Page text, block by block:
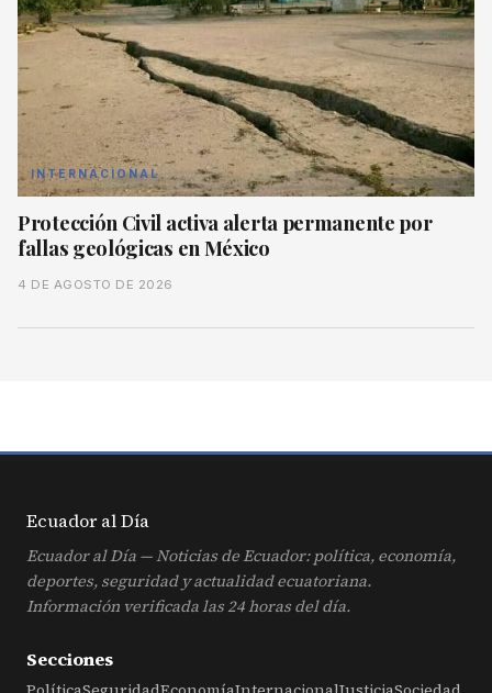
INTERNACIONAL
Protección Civil activa alerta permanente por
fallas geológicas en México
4 DE AGOSTO DE 2026
Ecuador alDía
Ecuador al Día — Noticias de Ecuador: política, economía,
deportes, seguridad y actualidad ecuatoriana.
Información verificada las 24 horas del día.
Secciones